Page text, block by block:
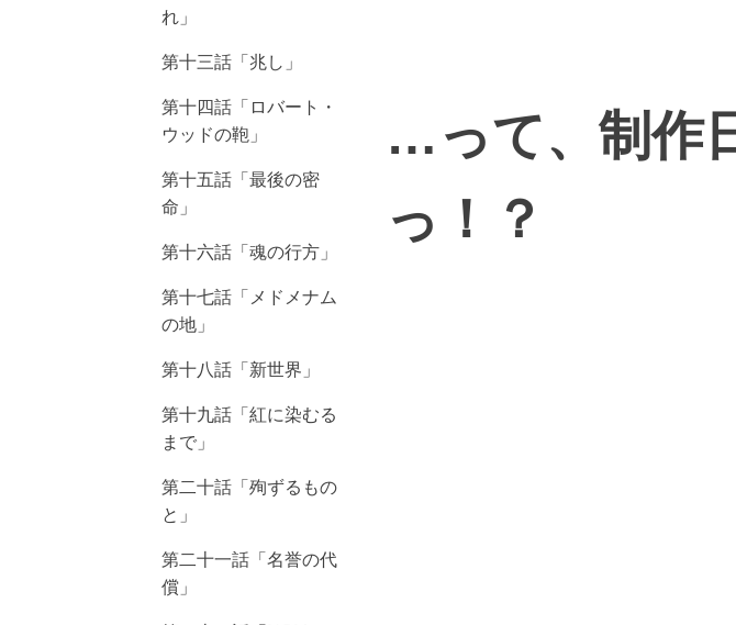
れ」
第十三話「兆し」
第十四話「ロバート・
ウッドの鞄」
第十五話「最後の密
命」
第十六話「魂の行方」
第十七話「メドメナム
の地」
第十八話「新世界」
第十九話「紅に染むる
まで」
第二十話「殉ずるもの
と」
第二十一話「名誉の代
償」
…って、制作
っ！？